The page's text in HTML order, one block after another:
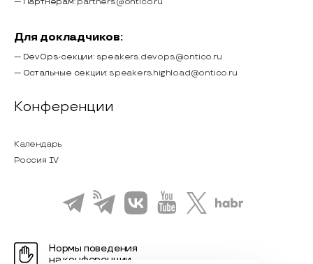
Для докладчиков:
— DevOps-секции: speakers.devops@ontico.ru
— Остальные секции: speakers.highload@ontico.ru
Конференции
Календарь
Россия IV
Нормы поведения
на конференции